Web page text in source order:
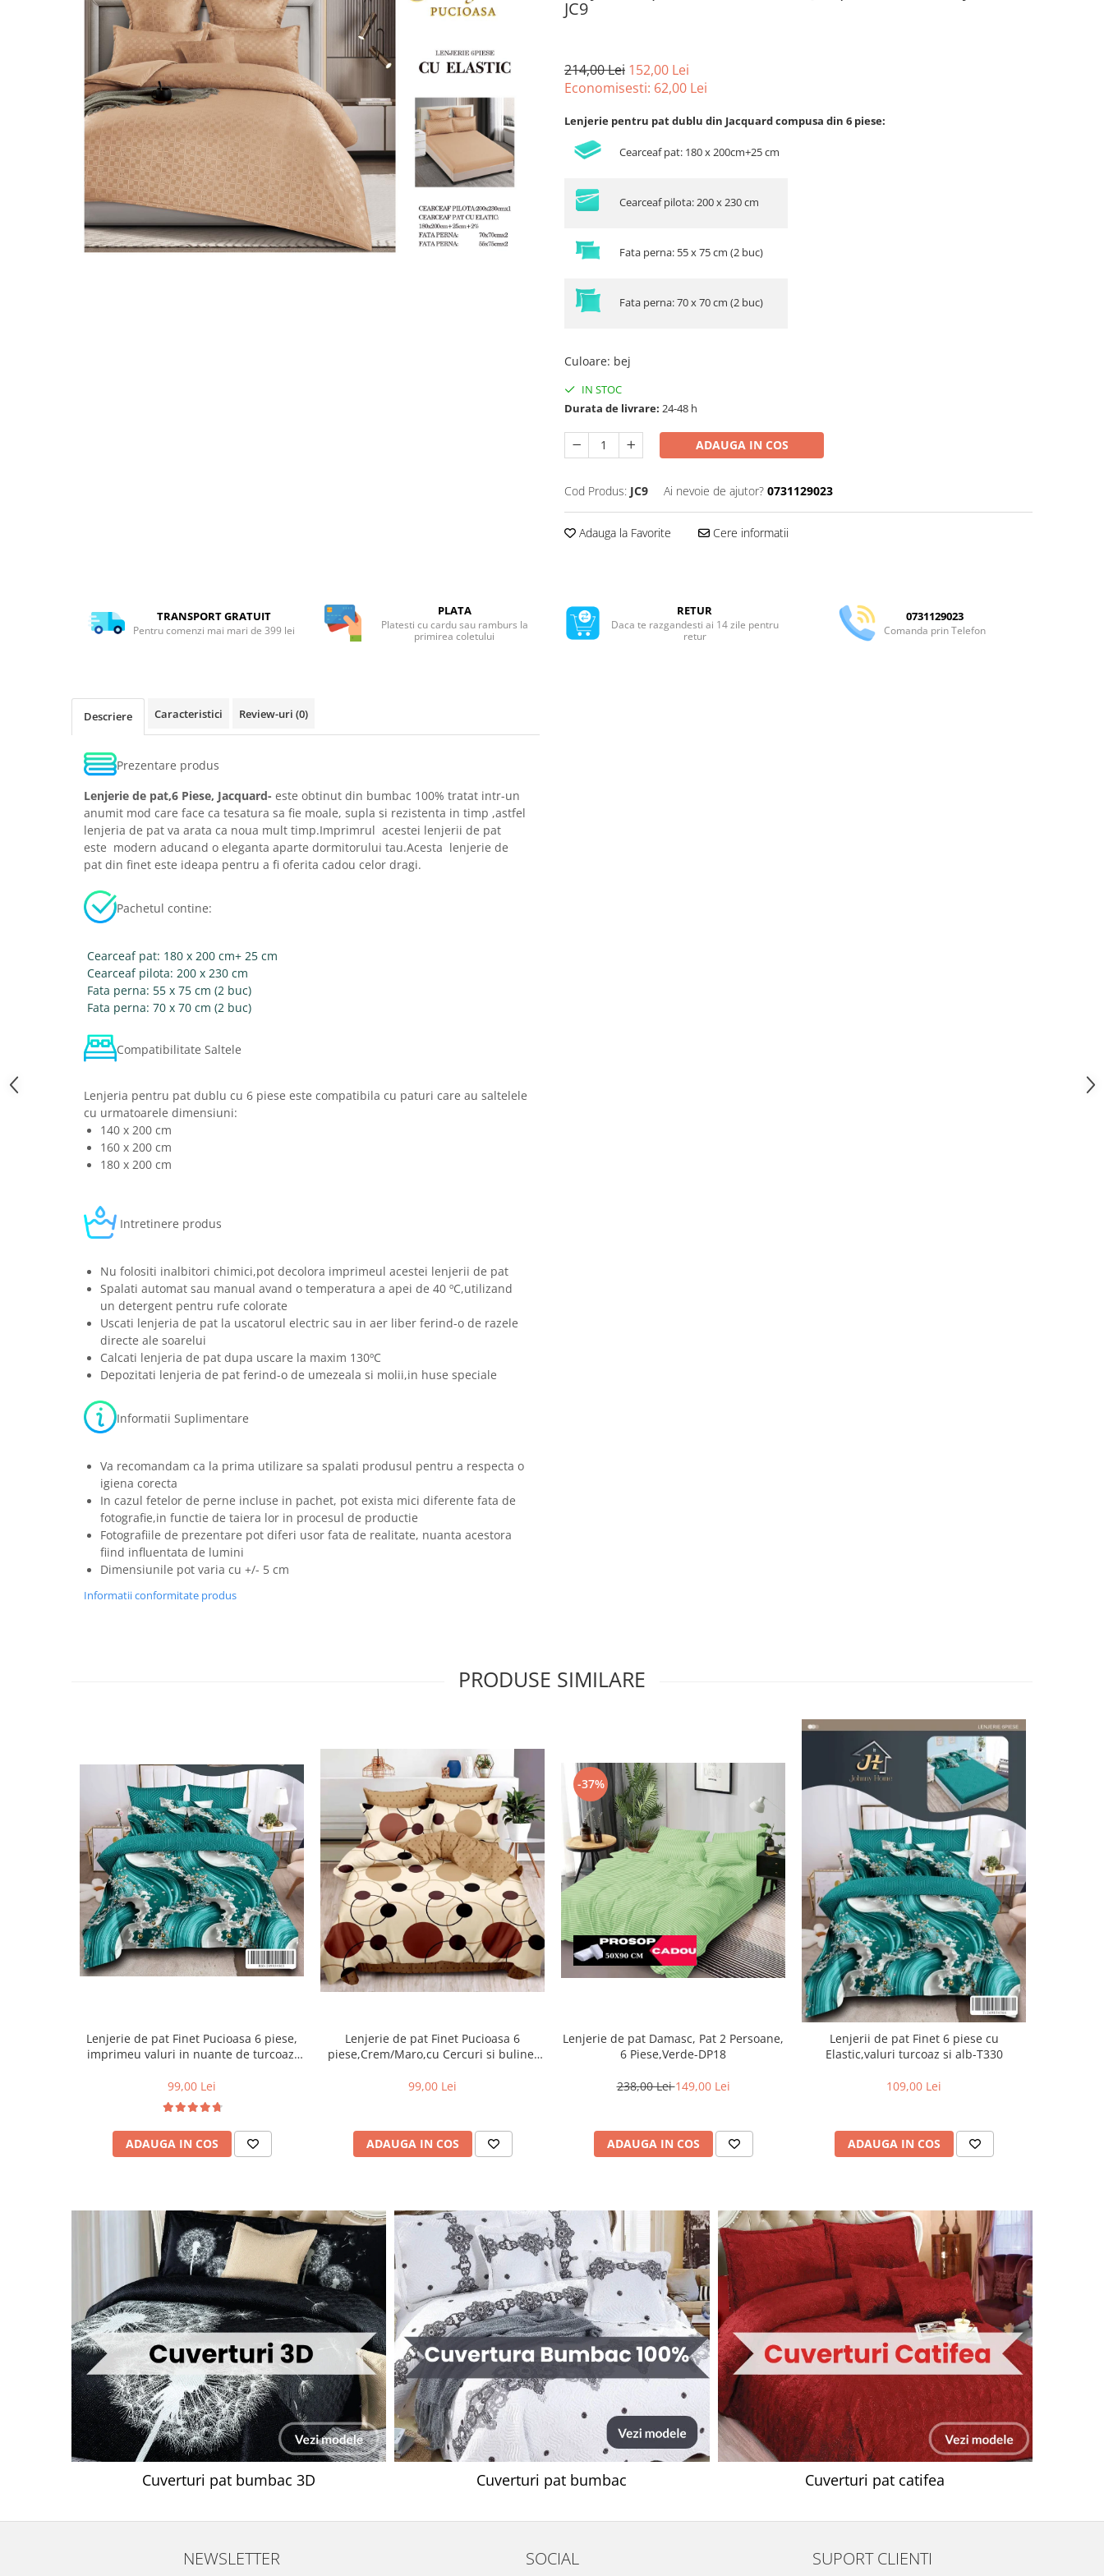
Lenjerii de pat Bumbac Poplin
Lenjerii de pat Catifea
Lenjerii de pat Damasc
Lenjerii de pat Finet + 2 Draperii
Lenjerii de pat Finet cu PLIURI
Lenjerii de pat finet Home
Lenjerii de pat Saten 4 piese cu
JC9
214,00 Lei 152,00 Lei
Economisesti: 62,00 Lei
Lenjerie pentru pat dublu din Jacquard compusa din 6 piese:
Cearceaf pat: 180 x 200cm+25 cm
Cearceaf pilota: 200 x 230 cm
Fata perna: 55 x 75 cm (2 buc)
Fata perna: 70 x 70 cm (2 buc)
Culoare: bej
IN STOC
Durata de livrare: 24-48 h
ADAUGA IN COS
Cod Produs: JC9 Ai nevoie de ajutor? 0731129023
Adauga la Favorite Cere informatii
TRANSPORT GRATUIT
Pentru comenzi mai mari de 399 lei
PLATA
Platesti cu cardu sau ramburs la
primirea coletului
RETUR
Daca te razgandesti ai 14 zile pentru
retur
0731129023
Comanda prin Telefon
Descriere Caracteristici Review-uri (0)
Prezentare produs
Lenjerie de pat,6 Piese, Jacquard- este obtinut din bumbac 100% tratat intr-un
anumit mod care face ca tesatura sa fie moale, supla si rezistenta in timp ,astfel
lenjeria de pat va arata ca noua mult timp.Imprimrul acestei lenjerii de pat
este modern aducand o eleganta aparte dormitorului tau.Acesta lenjerie de
pat din finet este ideapa pentru a fi oferita cadou celor dragi.
Pachetul contine:
Cearceaf pat: 180 x 200 cm+ 25 cm
Cearceaf pilota: 200 x 230 cm
Fata perna: 55 x 75 cm (2 buc)
Fata perna: 70 x 70 cm (2 buc)
Compatibilitate Saltele
Lenjeria pentru pat dublu cu 6 piese este compatibila cu paturi care au saltelele
cu urmatoarele dimensiuni:
140 x 200 cm
160 x 200 cm
180 x 200 cm
Intretinere produs
Nu folositi inalbitori chimici,pot decolora imprimeul acestei lenjerii de pat
Spalati automat sau manual avand o temperatura a apei de 40 ºC,utilizand
un detergent pentru rufe colorate
Uscati lenjeria de pat la uscatorul electric sau in aer liber ferind-o de razele
directe ale soarelui
Calcati lenjeria de pat dupa uscare la maxim 130ºC
Depozitati lenjeria de pat ferind-o de umezeala si molii,in huse speciale
Informatii Suplimentare
Va recomandam ca la prima utilizare sa spalati produsul pentru a respecta o
igiena corecta
In cazul fetelor de perne incluse in pachet, pot exista mici diferente fata de
fotografie,in functie de taiera lor in procesul de productie
Fotografiile de prezentare pot diferi usor fata de realitate, nuanta acestora
fiind influentata de lumini
Dimensiunile pot varia cu +/- 5 cm
Informatii conformitate produs
PRODUSE SIMILARE
Lenjerie de pat Finet Pucioasa 6 piese,
imprimeu valuri in nuante de turcoaz,
99,00 Lei
ADAUGA IN COS
Lenjerie de pat Finet Pucioasa 6
piese,Crem/Maro,cu Cercuri si buline-
99,00 Lei
ADAUGA IN COS
-37%
Lenjerie de pat Damasc, Pat 2 Persoane,
6 Piese,Verde-DP18
238,00 Lei149,00 Lei
ADAUGA IN COS
Lenjerii de pat Finet 6 piese cu
Elastic,valuri turcoaz si alb-T330
109,00 Lei
ADAUGA IN COS
Cuverturi pat bumbac 3D Cuverturi pat bumbac Cuverturi pat catifea
NEWSLETTER SOCIAL SUPORT CLIENTI